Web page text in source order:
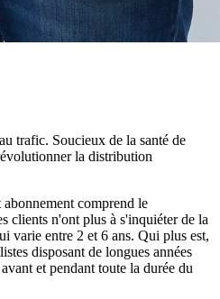
trafic. Soucieux de la santé de
la distribution
comprend le
clients n'ont plus à s'inquiéter de la
varie entre 2 et 6 ans. Qui plus est,
disposant de longues années
et pendant toute la durée du